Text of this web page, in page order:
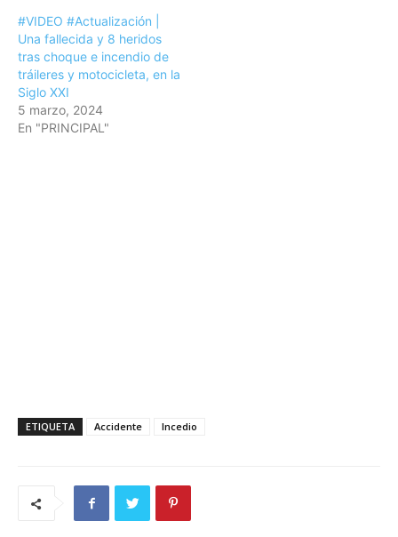
#VIDEO #Actualización |
Una fallecida y 8 heridos
tras choque e incendio de
tráileres y motocicleta, en la
Siglo XXI
5 marzo, 2024
En "PRINCIPAL"
ETIQUETA Accidente Incedio